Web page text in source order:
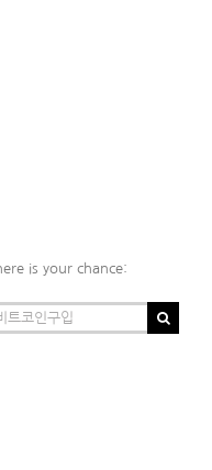
is your chance: